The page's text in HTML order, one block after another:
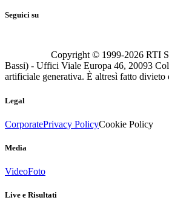
Seguici su
Copyright © 1999-2026 RTI
Bassi) - Uffici Viale Europa 46, 20093
artificiale generativa. È altresì fatto divieto
Legal
CorporatePrivacy PolicyCookie Policy
Media
VideoFoto
Live e Risultati